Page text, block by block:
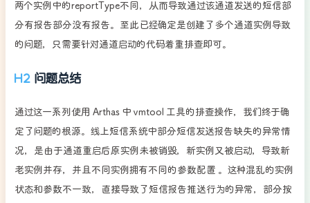
两个实例中的reportType不同，从而导致通过该通道发送的短信部
分有报告部分没有报告。至此已经确定是创建了多个通道实例导致
的问题，只需要针对通道启动的代码着重排查即可。
问题总结
通过这一系列使用 Arthas 中 vmtool 工具的排查操作，我们终于确
定了问题的根源。线上短信系统中部分短信发送报告缺失的异常情
况，是由于通道重启后原实例未被销毁，新实例又被启动，导致新
老实例并存，并且不同实例拥有不同的参数配置 。这种混乱的实例
状态和参数不一致，直接导致了短信报告推送行为的异常，部分按